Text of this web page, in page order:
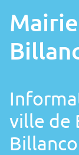
ville de